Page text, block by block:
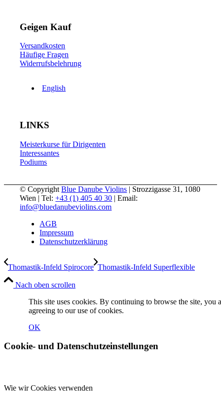
Geigen Kauf
Versandkosten
Häufige Fragen
Widerrufsbelehrung
English
LINKS
Meisterkurse für Dirigenten
Interessantes
Podiums
© CopyrightBlue Danube Violins | Strozzigasse 31, 1080
Wien | Tel:+43 (1) 405 40 30 | Email:
info@bluedanubeviolins.com
AGB
Impressum
Datenschutzerklärung
Thomastik-Infeld Spirocore Thomastik-Infeld Superflexible
Nach oben scrollen
This site uses cookies. By continuing to browse the site, you
agreeing to our use of cookies.
OK
Cookie- und Datenschutzeinstellungen
Wie wir Cookies verwenden